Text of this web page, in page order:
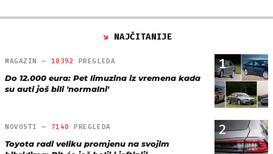
NAJČITANIJE
1
MAGAZIN — 10392 PREGLEDA
Do 12.000 eura: Pet limuzina iz vremena kada
su auti još bili 'normalni'
2
NOVOSTI — 7140 PREGLEDA
Toyota radi veliku promjenu na svojim